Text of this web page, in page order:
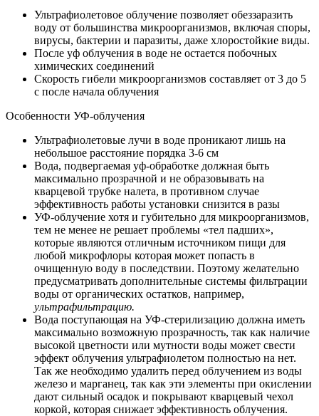
Ультрафиолетовое облучение позволяет обеззаразить
воду от большинства микроорганизмов, включая споры,
вирусы, бактерии и паразиты, даже хлоростойкие виды.
После уф облучения в воде не остается побочных
химических соединений
Скорость гибели микроорганизмов составляет от 3 до 5
с после начала облучения
Особенности УФ-облучения
Ультрафиолетовые лучи в воде проникают лишь на
небольшое расстояние порядка 3-6 см
Вода, подвергаемая уф-обработке должная быть
максимально прозрачной и не образовывать на
кварцевой трубке налета, в противном случае
эффективность работы установки снизится в разы
УФ-облучение хотя и губительно для микроорганизмов,
тем не менее не решает проблемы «тел падших»,
которые являются отличным источником пищи для
любой микрофлоры которая может попасть в
очищенную воду в последствии. Поэтому желательно
предусматривать дополнительные системы фильтрации
воды от органических остатков, например,
ультрафильтрацию.
Вода поступающая на УФ-стерилизацию должна иметь
максимально возможную прозрачность, так как наличие
высокой цветности или мутности воды может свести
эффект облучения ультрафиолетом полностью на нет.
Так же необходимо удалить перед облучением из воды
железо и марганец, так как эти элементы при окислении
дают сильный осадок и покрывают кварцевый чехол
коркой, которая снижает эффективность облучения.